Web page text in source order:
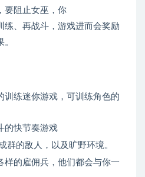
要阻止女巫，你
练、再战斗，游戏进而会奖励
训练迷你游戏，可训练角色的
的快节奏游戏
群的敌人，以及旷野环境。
样的雇佣兵，他们都会与你一